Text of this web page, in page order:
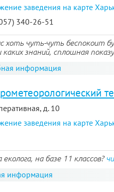
заведения на карте
340-26-51
хоть чуть-чуть беспокоит
знаний, сплошная
информация
д. 10
заведения на карте
на базе 11 классов?
информация